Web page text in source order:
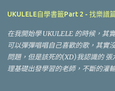
些心得給想接觸 UKULELE 的朋友
要去哪裡買？ 什麼樣的價格算是合
下希望對新手朋友有幫助，如果有
言交流一下，這些問題除了自己遇
UKULELE Hunt 的網站：
UKULELE自學書籤Part 2 - 找樂譜
在我開始學 UKULELE 的時候，其
可以彈彈唱唱自己喜歡的歌，其實
問題，但是該死的(XD)我認識的
理基礎出發學習的老師，不斷的灌